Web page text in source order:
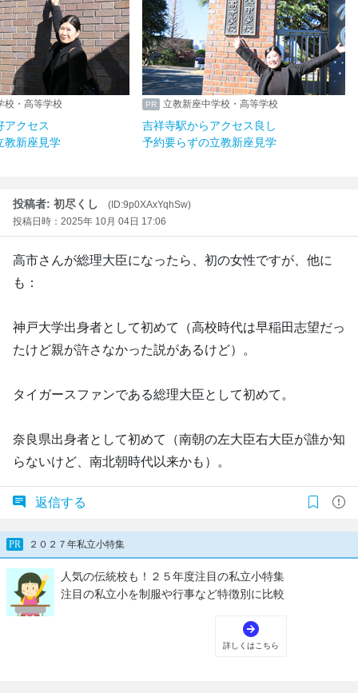
校・高等学校
アクセス
教新座見学
立教新座中学校・高等学校
吉祥寺駅からアクセス良し
予約要らずの立教新座見学
投稿者: 初尽くし
(ID:9p0XAxYqhSw)
投稿日時：2025年 10月 04日 17:06
高市さんが総理大臣になったら、初の女性ですが、他に
も：
神戸大学出身者として初めて（高校時代は早稲田志望だっ
たけど親が許さなかった説があるけど）。
タイガースファンである総理大臣として初めて。
奈良県出身者として初めて（南朝の左大臣右大臣が誰か知
らないけど、南北朝時代以来かも）。
返信する